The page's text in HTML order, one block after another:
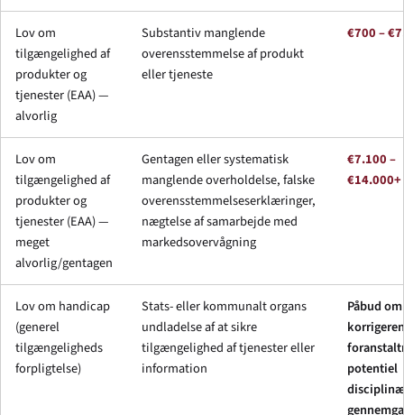
Lov om
tilgængelighed af
produkter og
tjenester (EAA) —
alvorlig
Substantiv manglende
overensstemmelse af produkt
eller tjeneste
€700 –
Lov om
tilgængelighed af
produkter og
tjenester (EAA) —
meget
alvorlig/gentagen
Gentagen eller systematisk
manglende overholdelse, falske
overensstemmelseserklæringer,
nægtelse af samarbejde med
markedsovervågning
€7.100 –
€14.000+
Lov om handicap
(generel
tilgængeligheds
forpligtelse)
Stats- eller kommunalt organs
undladelse af at sikre
tilgængelighed af tjenester eller
information
Påbud om
potentiel